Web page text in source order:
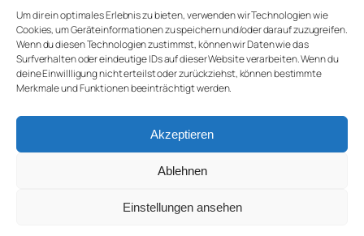
Um dir ein optimales Erlebnis zu bieten, verwenden wir Technologien wie
Cookies, um Geräteinformationen zu speichern und/oder darauf zuzugreifen.
Wenn du diesen Technologien zustimmst, können wir Daten wie das
Surfverhalten oder eindeutige IDs auf dieser Website verarbeiten. Wenn du
deine Einwillligung nicht erteilst oder zurückziehst, können bestimmte
Merkmale und Funktionen beeinträchtigt werden.
Akzeptieren
Ablehnen
Einstellungen ansehen
u
c
h
e
© Martin Kesper oder VG Bildkunst/Martin Kesper